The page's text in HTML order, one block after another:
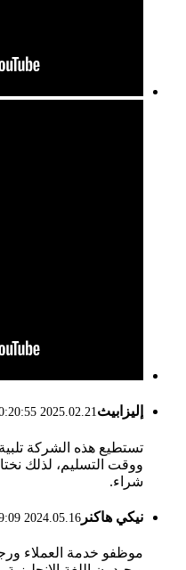
إليزابيث2025.02.21 20:20:55
تستطيع هذه الشركة تلبية
ووقت التسليم، لذلك
شراء.
نيكي هاكنر 2024.05.16 09:29:09
موظفو خدمة العملاء